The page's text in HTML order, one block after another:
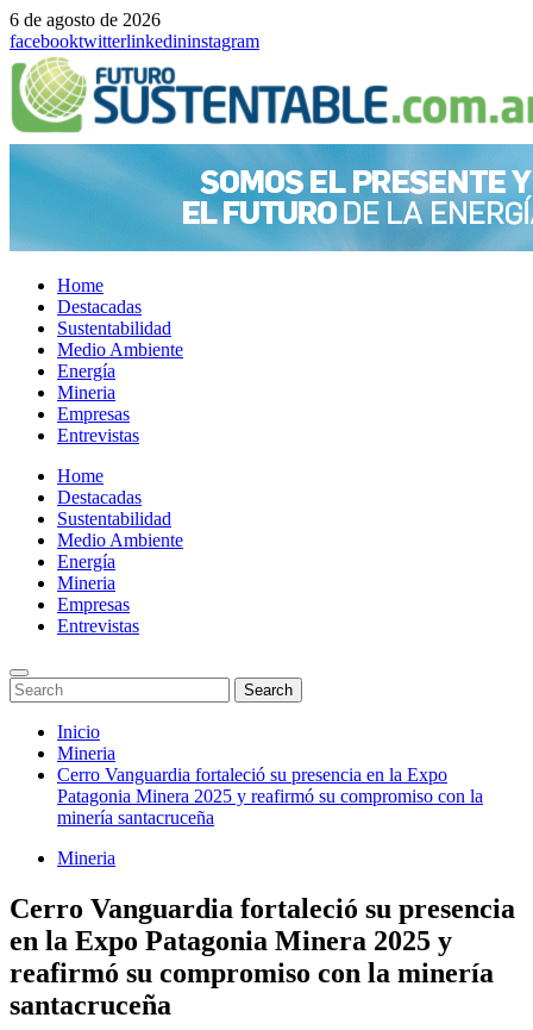
6 de agosto de 2026
facebooktwitterlinkedininstagram
Home
Destacadas
Sustentabilidad
Medio Ambiente
Energía
Mineria
Empresas
Entrevistas
Menu
Home
Destacadas
Sustentabilidad
Medio Ambiente
Energía
Mineria
Empresas
Entrevistas
Enter
Keyword
Search
for:
Search
Search
Saltar
contenido
Inicio
Mineria
Cerro Vanguardia fortaleció su presencia en la Expo
Patagonia Minera 2025 y reafirmó su compromiso con la
minería santacruceña
Mineria
Cerro Vanguardia fortaleció su presencia
en la Expo Patagonia Minera 2025 y
reafirmó su compromiso con la minería
santacruceña